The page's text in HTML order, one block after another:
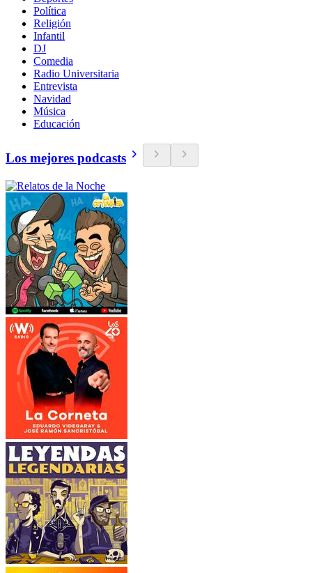
Política
Religión
Infantil
DJ
Comedia
Radio Universitaria
Entrevista
Navidad
Música
Educación
Los mejores podcasts